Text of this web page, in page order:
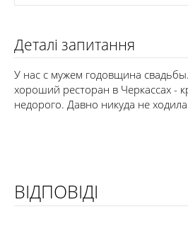
Деталі запитання
У нас с мужем годовщина
хороший ресторан в Черкассах -
недорого. Давно никуда не
ВІДПОВІДІ